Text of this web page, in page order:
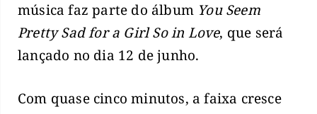
música faz parte do álbum You Seem
Pretty Sad for a Girl So in Love, que será
lançado no dia 12 de junho.
Com quase cinco minutos, a faixa cresce